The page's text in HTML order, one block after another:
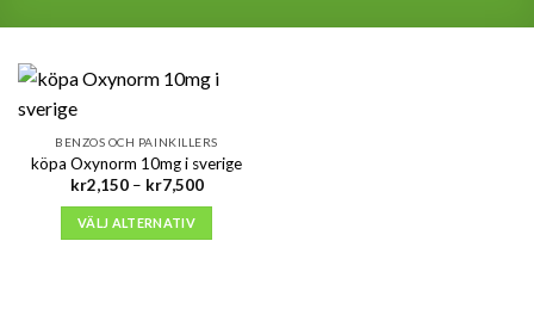
BENZOS OCH PAINKILLERS
köpa Oxynorm 10mg i sverige
kr2,150 – kr7,500Prisintervall:
VÄLJ ALTERNATIV